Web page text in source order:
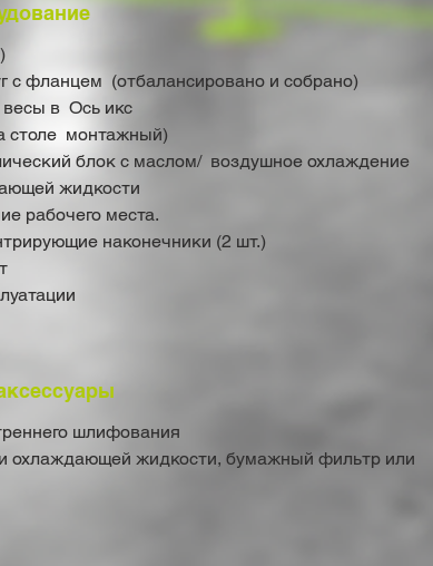
фланцем (отбалансировано и собрано)
в Ось икс
столе монтажный)
блок с маслом/ воздушное охлаждение
жидкости
рабочего места.
наконечники (2 шт.)
шлифования
охлаждающей жидкости, бумажный фильтр или